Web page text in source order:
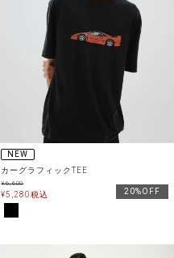
NEW
カーグラフィックTEE
¥6,600
¥5,280税込 20%OFF